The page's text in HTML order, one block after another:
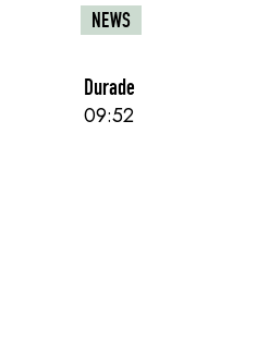
NEWS
Durade
09:52